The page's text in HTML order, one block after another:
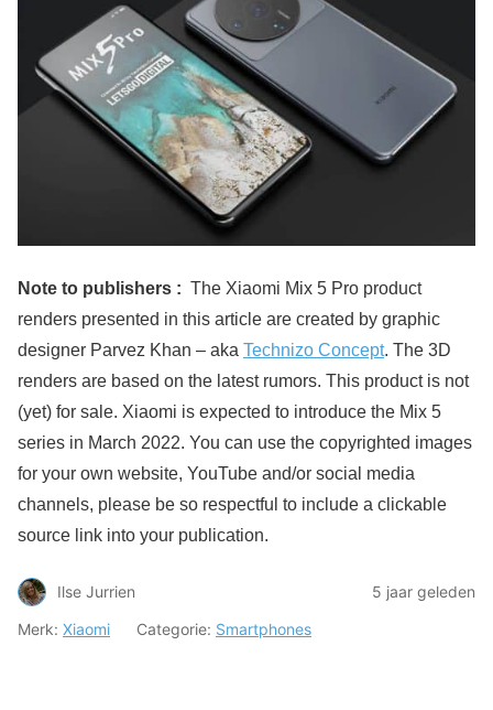
Note to publishers : The Xiaomi Mix 5 Pro product
renders presented in this article are created by graphic
designer Parvez Khan – aka Technizo Concept. The 3D
renders are based on the latest rumors. This product is not
(yet) for sale. Xiaomi is expected to introduce the Mix 5
series in March 2022. You can use the copyrighted images
for your own website, YouTube and/or social media
channels, please be so respectful to include a clickable
source link into your publication.
Ilse Jurrien
5 jaar geleden
Merk: Xiaomi Categorie: Smartphones